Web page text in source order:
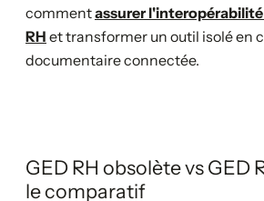
commentassurer l'interopérabilité
RH et transformer un outil isolé en
documentaire connectée.
GED RH obsolète vs GED
le comparatif